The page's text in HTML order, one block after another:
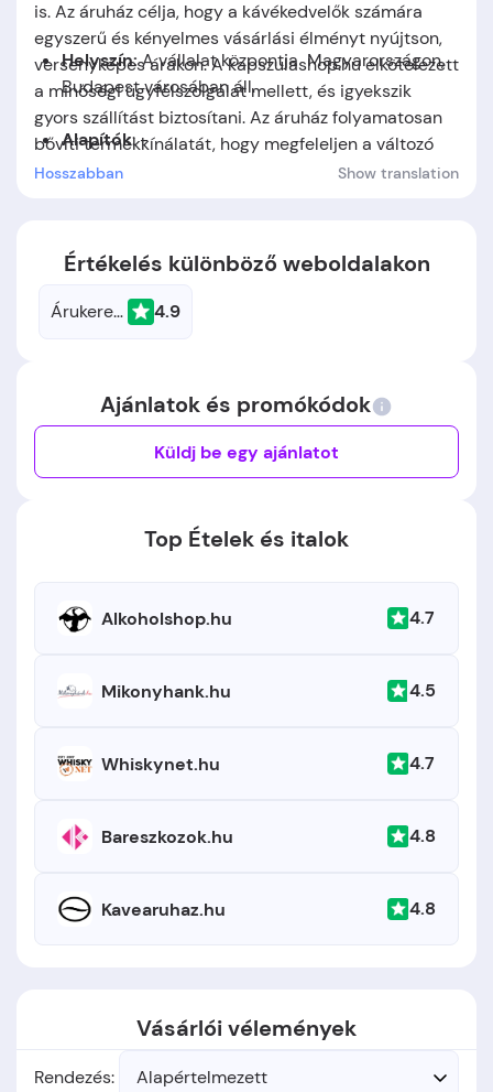
is. Az áruház célja, hogy a kávékedvelők számára
egyszerű és kényelmes vásárlási élményt nyújtson,
versenyképes árakon. A kapszulashop.hu elkötelezett
a minőségi ügyfélszolgálat mellett, és igyekszik
gyors szállítást biztosítani. Az áruház folyamatosan
bővíti termékkínálatát, hogy megfeleljen a változó
piaci igényeknek, miközben különféle kiegészítőket is
Helyszín:A vállalat központjaMagyarországon,
Budapestvárosában áll.
Alapítók: -
Hosszabban Show translation
Értékelés különböző weboldalakon
Árukereső.hu 4.9
Ajánlatok és promókódok
Küldj be egy ajánlatot
Top Ételek és italok
Alkoholshop.hu 4.7
Mikonyhank.hu 4.5
Whiskynet.hu 4.7
Bareszkozok.hu 4.8
Kavearuhaz.hu 4.8
Vásárlói vélemények
Rendezés: Alapértelmezett